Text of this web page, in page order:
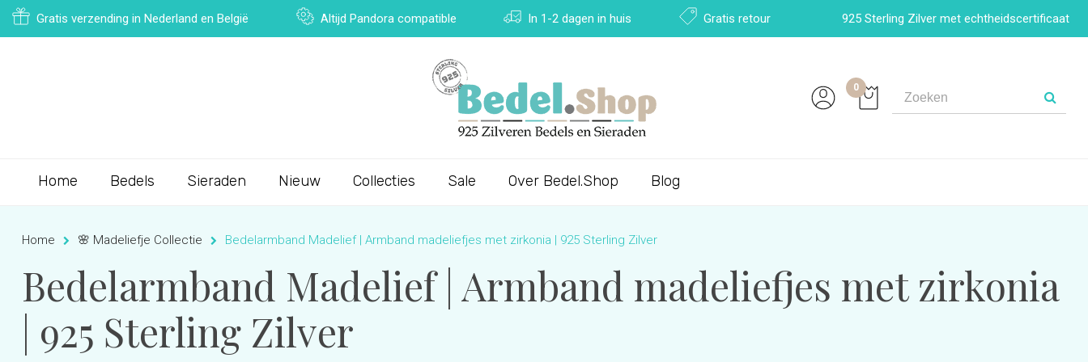
Gratis verzending in Nederland en België Altijd Pandora compatible In 1-2 dagen in huis Gratis retour 925 Sterling Zilver met echtheidscertificaat
0
Home Bedels Sieraden Nieuw Collecties Sale Over Bedel.Shop Blog
Home 🌸 Madeliefje Collectie Bedelarmband Madelief | Armband madeliefjes met zirkonia | 925 Sterling Zilver
Bedelarmband Madelief | Armband madeliefjes met zirkonia
| 925 Sterling Zilver